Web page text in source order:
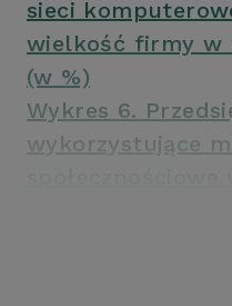
sieci
wielkość firmy w
(w %)
Wykres 6.
wykorzystujące